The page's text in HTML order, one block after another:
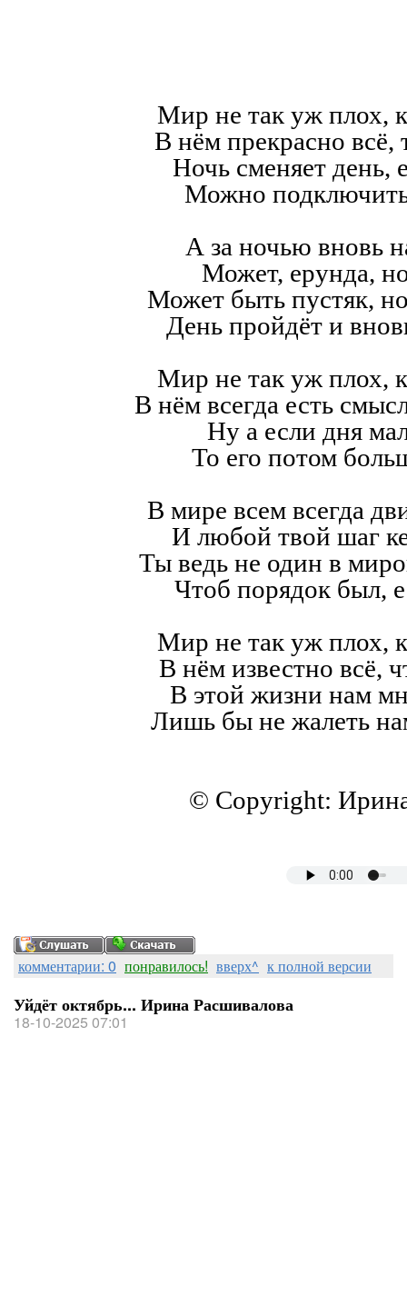
Мир не так уж плох,
В нём прекрасно всё,
Ночь сменяет день,
Можно
А за ночью вновь
Может, ерунда,
Может быть пустяк,
День пройдёт и
Мир не так уж плох,
В нём всегда есть
Ну а если дня
То его потом
В мире всем всегда
И любой твой шаг
Ты ведь не один в
Чтоб порядок был,
Мир не так уж плох,
В нём известно всё,
В этой жизни нам
Лишь бы не жалеть
© Copyright:
комментарии: 0 понравилось! вверх^ к полной версии
Уйдёт октябрь... Ирина Расшивалова
18-10-2025 07:01